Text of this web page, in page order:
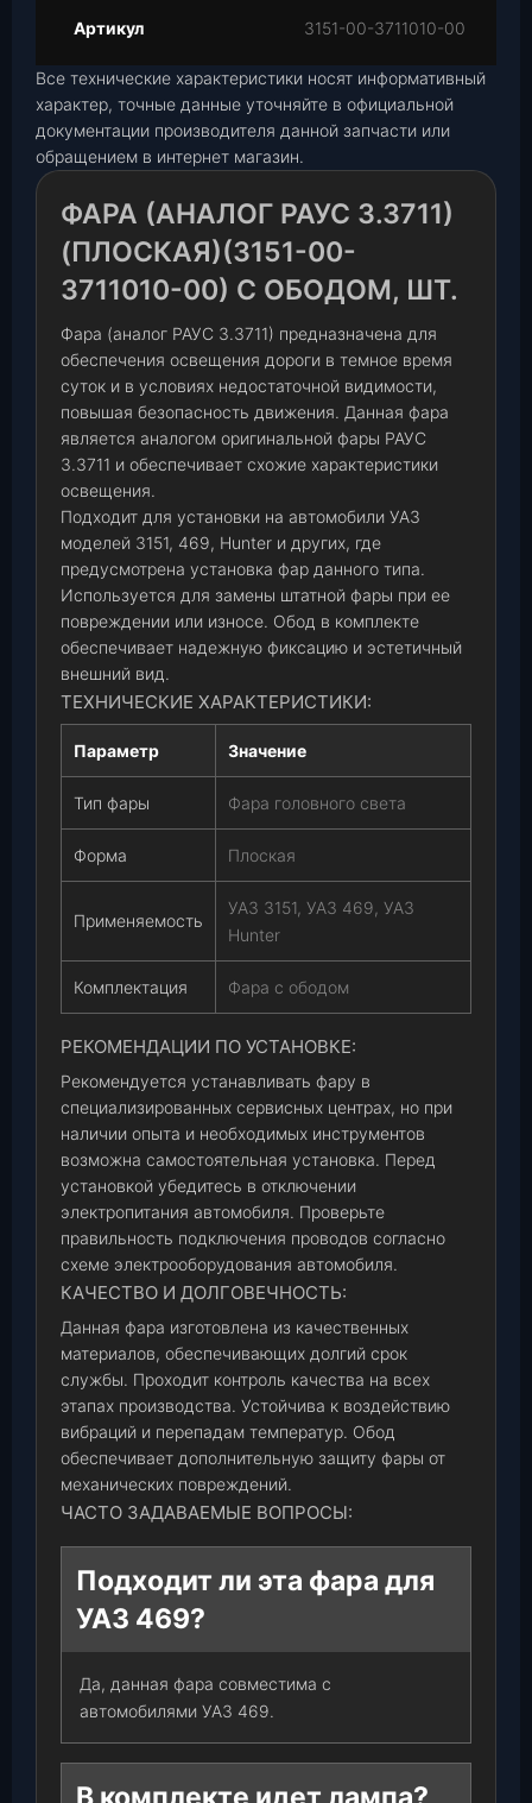
Артикул
3151-00-3711010-00
Все технические характеристики носят информативный
характер, точные данные уточняйте в официальной
документации производителя данной запчасти или
обращением в интернет магазин.
ФАРА (АНАЛОГ РАУС 3.3711)
(ПЛОСКАЯ)(3151-00-
3711010-00) С ОБОДОМ, ШТ.
Фара (аналог РАУС 3.3711) предназначена для
обеспечения освещения дороги в темное время
суток и в условиях недостаточной видимости,
повышая безопасность движения. Данная фара
является аналогом оригинальной фары РАУС
3.3711 и обеспечивает схожие характеристики
освещения.
Подходит для установки на автомобили УАЗ
моделей 3151, 469, Hunter и других, где
предусмотрена установка фар данного типа.
Используется для замены штатной фары при ее
повреждении или износе. Обод в комплекте
обеспечивает надежную фиксацию и эстетичный
внешний вид.
ТЕХНИЧЕСКИЕ ХАРАКТЕРИСТИКИ:
Параметр Значение
Тип фары Фара головного света
Форма Плоская
Применяемость
УАЗ 3151, УАЗ 469, УАЗ
Hunter
Комплектация Фара с ободом
РЕКОМЕНДАЦИИ ПО УСТАНОВКЕ:
Рекомендуется устанавливать фару в
специализированных сервисных центрах, но при
наличии опыта и необходимых инструментов
возможна самостоятельная установка. Перед
установкой убедитесь в отключении
электропитания автомобиля. Проверьте
правильность подключения проводов согласно
схеме электрооборудования автомобиля.
КАЧЕСТВО И ДОЛГОВЕЧНОСТЬ:
Данная фара изготовлена из качественных
материалов, обеспечивающих долгий срок
службы. Проходит контроль качества на всех
этапах производства. Устойчива к воздействию
вибраций и перепадам температур. Обод
обеспечивает дополнительную защиту фары от
механических повреждений.
ЧАСТО ЗАДАВАЕМЫЕ ВОПРОСЫ:
Подходит ли эта фара для
УАЗ 469?
Да, данная фара совместима с
автомобилями УАЗ 469.